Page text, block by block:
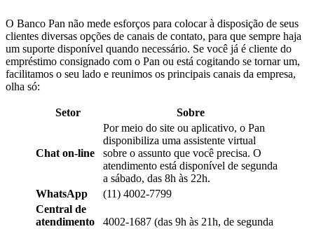
O Banco Pan não mede esforços para colocar à disposição de seus
clientes diversas opções de canais de contato, para que sempre haja
um suporte disponível quando necessário. Se você já é cliente do
empréstimo consignado com o Pan ou está cogitando se tornar um,
facilitamos o seu lado e reunimos os principais canais da empresa,
olha só:
Setor Sobre
Chat on-line
Por meio do site ou aplicativo, o Pan
disponibiliza uma assistente virtual
sobre o assunto que você precisa. O
atendimento está disponível de segunda
a sábado, das 8h às 22h.
WhatsApp
(11) 4002-7799
Central de
atendimento
4002-1687 (das 9h às 21h, de segunda